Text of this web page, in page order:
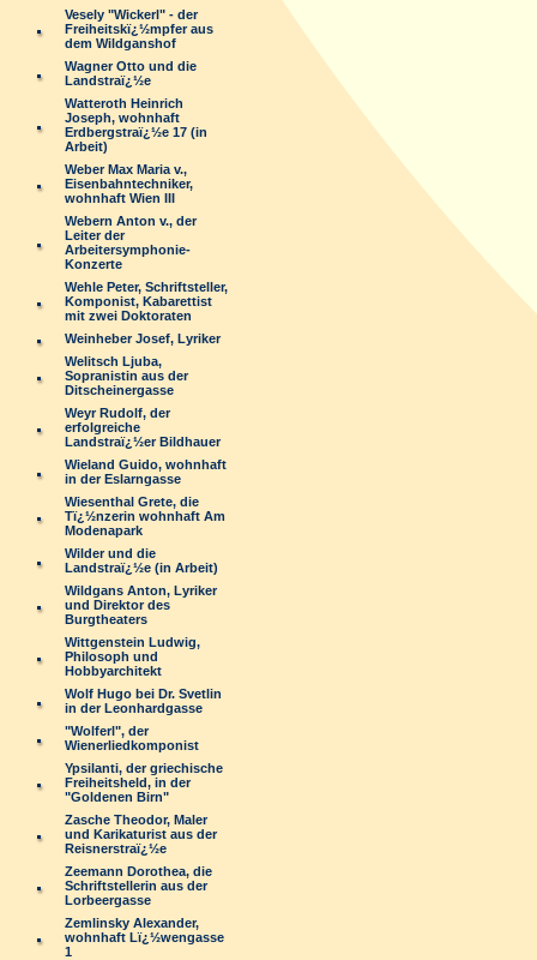
Vesely "Wickerl" - der
Freiheitskï¿½mpfer aus
dem Wildganshof
Wagner Otto und die
Landstraï¿½e
Watteroth Heinrich
Joseph, wohnhaft
Erdbergstraï¿½e 17 (in
Arbeit)
Weber Max Maria v.,
Eisenbahntechniker,
wohnhaft Wien III
Webern Anton v., der
Leiter der
Arbeitersymphonie-
Konzerte
Wehle Peter, Schriftsteller,
Komponist, Kabarettist
mit zwei Doktoraten
Weinheber Josef, Lyriker
Welitsch Ljuba,
Sopranistin aus der
Ditscheinergasse
Weyr Rudolf, der
erfolgreiche
Landstraï¿½er Bildhauer
Wieland Guido, wohnhaft
in der Eslarngasse
Wiesenthal Grete, die
Tï¿½nzerin wohnhaft Am
Modenapark
Wilder und die
Landstraï¿½e (in Arbeit)
Wildgans Anton, Lyriker
und Direktor des
Burgtheaters
Wittgenstein Ludwig,
Philosoph und
Hobbyarchitekt
Wolf Hugo bei Dr. Svetlin
in der Leonhardgasse
"Wolferl", der
Wienerliedkomponist
Ypsilanti, der griechische
Freiheitsheld, in der
"Goldenen Birn"
Zasche Theodor, Maler
und Karikaturist aus der
Reisnerstraï¿½e
Zeemann Dorothea, die
Schriftstellerin aus der
Lorbeergasse
Zemlinsky Alexander,
wohnhaft Lï¿½wengasse
1